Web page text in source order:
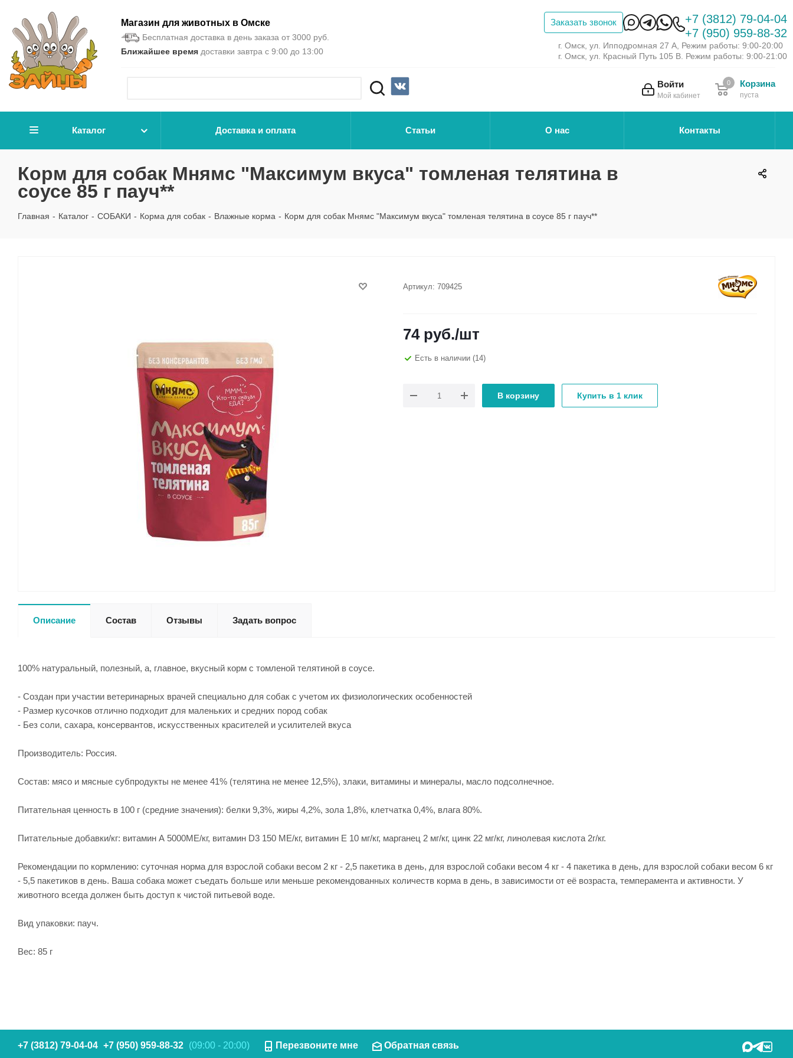
Магазин для животных в Омске
Бесплатная доставка в день заказа от 3000 руб.
Ближайшее время доставки завтра с 9:00 до 13:00
Заказать звонок
+7 (3812) 79-04-04
+7 (950) 959-88-32
г. Омск, ул. Ипподромная 27 А, Режим работы: 9:00-20:00
г. Омск, ул. Красный Путь 105 В. Режим работы: 9:00-21:00
Войти
Мой кабинет
Корзина
пуста
0
Каталог Доставка и оплата Статьи О нас Контакты
Корм для собак Мнямс "Максимум вкуса" томленая телятина в
соусе 85 г пауч**
Главная - Каталог - СОБАКИ - Корма для собак - Влажные корма - Корм для собак Мнямс "Максимум вкуса" томленая телятина в соусе 85 г пауч**
Артикул: 709425
74руб./шт
Есть в наличии (14)
В корзину Купить в 1 клик
Описание Состав Отзывы Задать вопрос
100% натуральный, полезный, а, главное, вкусный корм с томленой телятиной в соусе.
- Создан при участии ветеринарных врачей специально для собак с учетом их физиологических особенностей
- Размер кусочков отлично подходит для маленьких и средних пород собак
- Без соли, сахара, консервантов, искусственных красителей и усилителей вкуса
Производитель: Россия.
Состав: мясо и мясные субпродукты не менее 41% (телятина не менее 12,5%), злаки, витамины и минералы, масло подсолнечное.
Питательная ценность в 100 г (средние значения): белки 9,3%, жиры 4,2%, зола 1,8%, клетчатка 0,4%, влага 80%.
Питательные добавки/кг: витамин А 5000ME/кг, витамин D3 150 МЕ/кг, витамин Е 10 мг/кг, марганец 2 мг/кг, цинк 22 мг/кг, линолевая кислота 2г/кг.
Рекомендации по кормлению: суточная норма для взрослой собаки весом 2 кг - 2,5 пакетика в день, для взрослой собаки весом 4 кг - 4 пакетика в день, для взрослой собаки весом 6 кг
- 5,5 пакетиков в день. Ваша собака может съедать больше или меньше рекомендованных количеств корма в день, в зависимости от её возраста, темперамента и активности. У
животного всегда должен быть доступ к чистой питьевой воде.
Вид упаковки: пауч.
Вес: 85 г
+7 (3812) 79-04-04 +7 (950) 959-88-32 (09:00 - 20:00) Перезвоните мне Обратная связь